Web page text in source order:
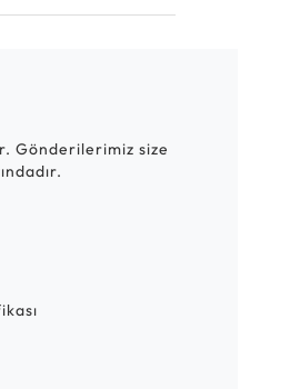
Gönderilerimiz size